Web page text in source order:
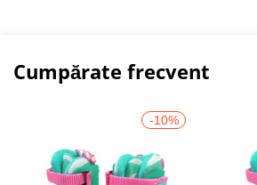
Cumpărate frecvent
-10%